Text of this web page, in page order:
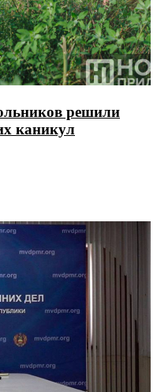
решили
каникул